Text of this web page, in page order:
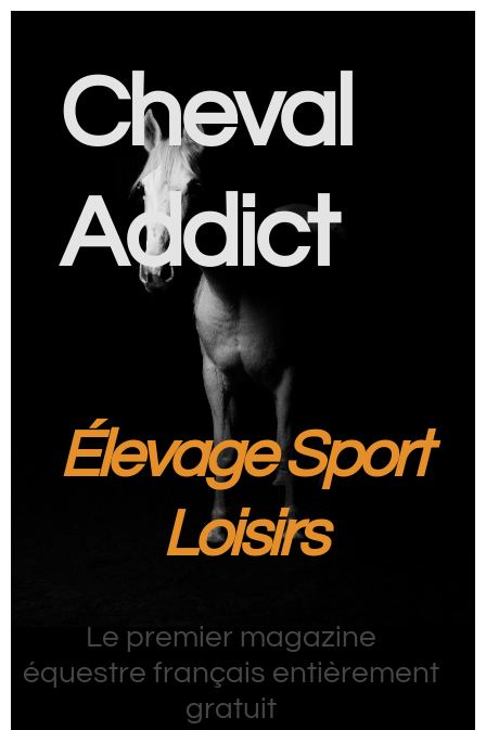
Cheval
Addict
Élevage Sport
Loisirs
Le premier magazine
équestre français entièrement
gratuit